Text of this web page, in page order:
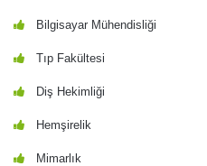
Bilgisayar Mühendisliği
Tıp Fakültesi
Diş Hekimliği
Hemşirelik
Mimarlık